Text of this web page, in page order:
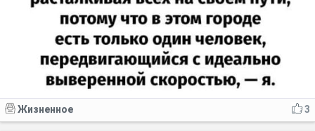
3
Жизненное